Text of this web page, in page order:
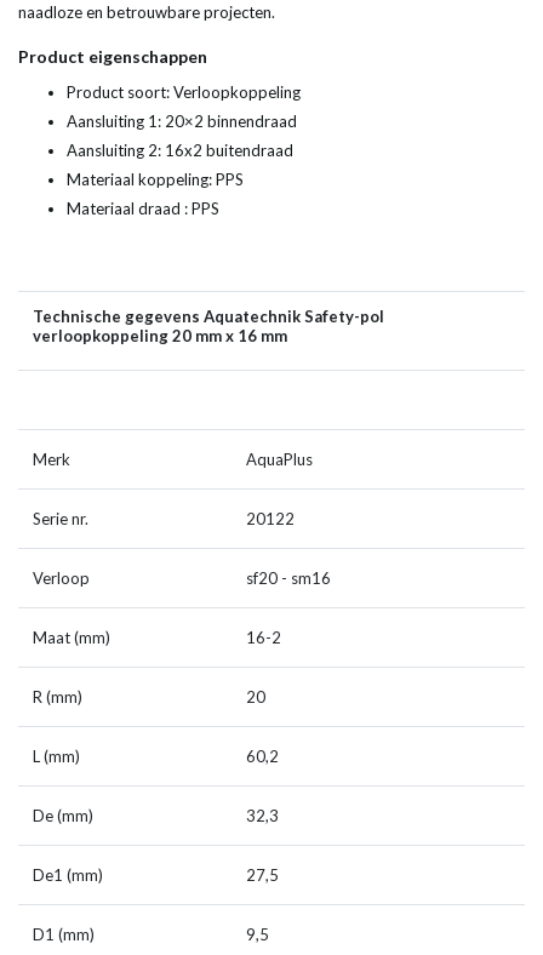
naadloze en betrouwbare projecten.
Product eigenschappen
Product soort: Verloopkoppeling
Aansluiting 1: 20×2 binnendraad
Aansluiting 2: 16x2 buitendraad
Materiaal koppeling: PPS
Materiaal draad : PPS
Technische gegevens Aquatechnik Safety-pol
verloopkoppeling 20 mm x 16 mm
Merk AquaPlus
Serie nr. 20122
Verloop sf20 - sm16
Maat (mm) 16-2
R (mm) 20
L (mm) 60,2
De (mm) 32,3
De1 (mm) 27,5
D1 (mm) 9,5